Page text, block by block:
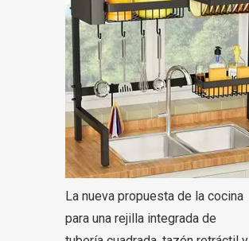
La nueva propuesta de la cocina
para una rejilla integrada de